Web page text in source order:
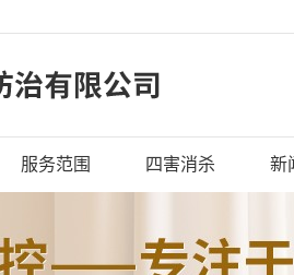
服务范围 四害消杀 新